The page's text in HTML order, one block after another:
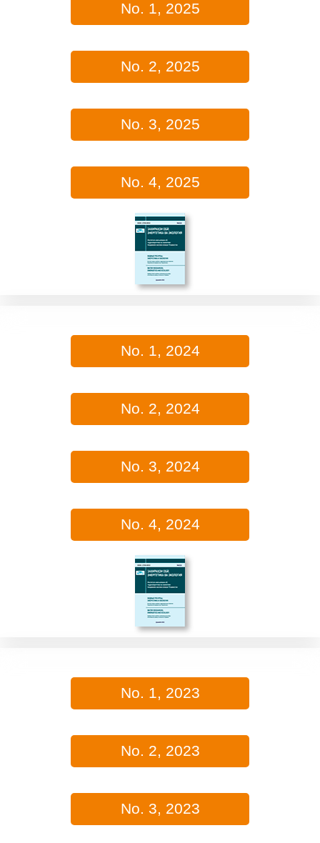
No. 1, 2025
No. 2, 2025
No. 3, 2025
No. 4, 2025
No. 1, 2024
No. 2, 2024
No. 3, 2024
No. 4, 2024
No. 1, 2023
No. 2, 2023
No. 3, 2023